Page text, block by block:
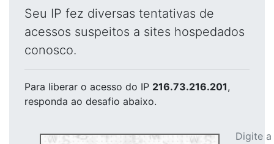
Seu IP fez diversas tentativas de
acessos suspeitos a sites hospedados
conosco.
Para liberar o acesso do IP 216.73.216.201,
responda ao desafio abaixo.
Digite